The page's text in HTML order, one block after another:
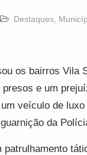
Destaques
os bairros Vila
e um
veículo de
da